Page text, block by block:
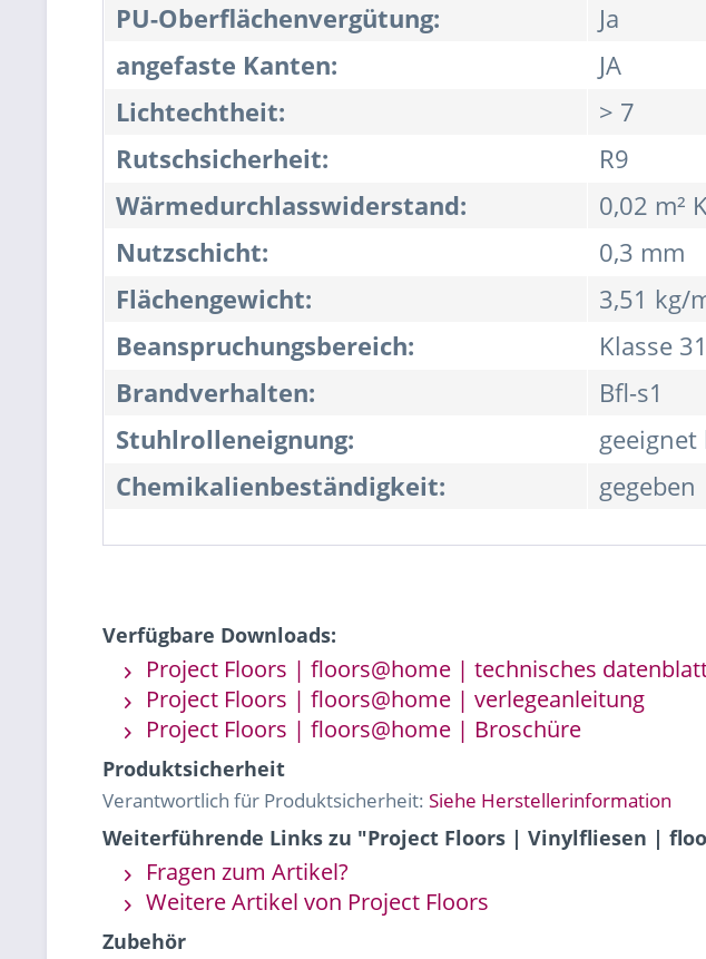
PU-Oberflächenvergütung:
Ja
angefaste Kanten:
JA
Lichtechtheit:
> 7
Rutschsicherheit:
R9
Wärmedurchlasswiderstand:
0,02 m²
Nutzschicht:
0,3 mm
Flächengewicht:
3,51 kg/
Beanspruchungsbereich:
Klasse
Brandverhalten:
Bfl-s1
Stuhlrolleneignung:
geeignet
Chemikalienbeständigkeit:
gegeben
Verfügbare Downloads:
Project Floors | floors@home | technisches
Project Floors | floors@home | verlegeanleitung
Project Floors | floors@home | Broschüre
Produktsicherheit
Verantwortlich für Produktsicherheit: Siehe Herstellerinformation
Weiterführende Links zu "Project Floors | Vinylfliesen |
Fragen zum Artikel?
Weitere Artikel von Project Floors
Zubehör